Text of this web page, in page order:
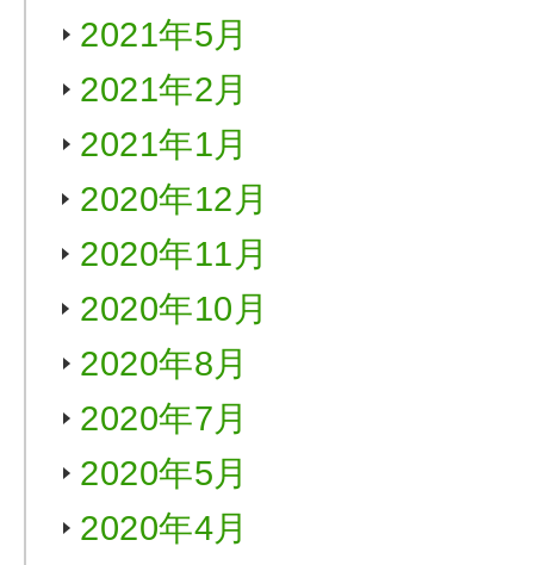
2021年5月
2021年2月
2021年1月
2020年12月
2020年11月
2020年10月
2020年8月
2020年7月
2020年5月
2020年4月